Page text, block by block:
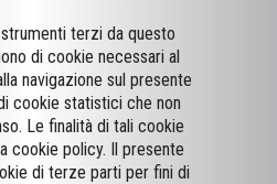
terzi da questo
di cookie necessari al
navigazione sul presente
cookie statistici che non
Le finalità di tali cookie
cookie policy. Il presente
di terze parti per fini di